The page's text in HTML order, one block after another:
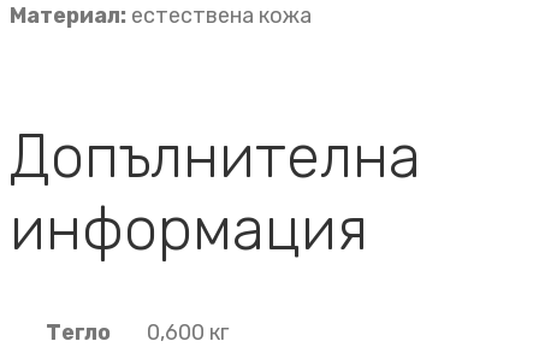
Материал: естествена кожа
Допълнителна
информация
Тегло
0,600 кг